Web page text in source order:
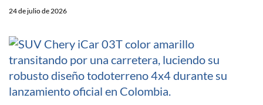
24 de julio de 2026